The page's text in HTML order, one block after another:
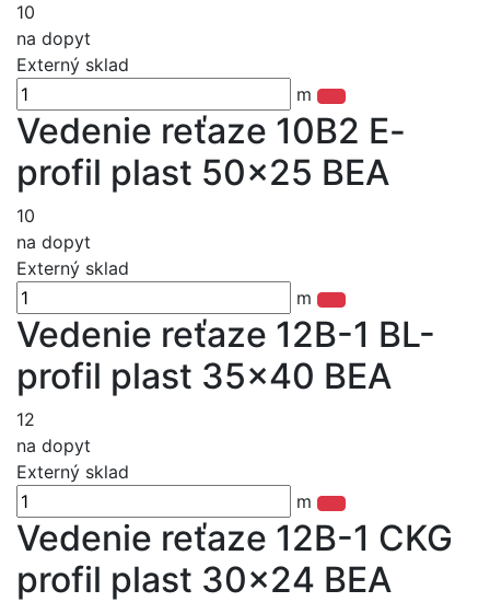
10
na dopyt
Externý sklad
m
Vedenie reťaze 10B2 E-
profil plast 50x25 BEA
10
na dopyt
Externý sklad
m
Vedenie reťaze 12B-1 BL-
profil plast 35x40 BEA
12
na dopyt
Externý sklad
m
Vedenie reťaze 12B-1 CKG
profil plast 30x24 BEA